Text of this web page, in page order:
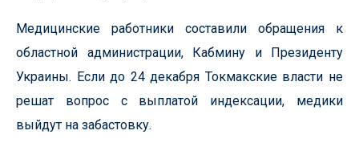
Медицинские работники составили обращения к
областной администрации, Кабмину и Президенту
Украины. Если до 24 декабря Токмакские власти не
решат вопрос с выплатой индексации, медики
выйдут на забастовку.